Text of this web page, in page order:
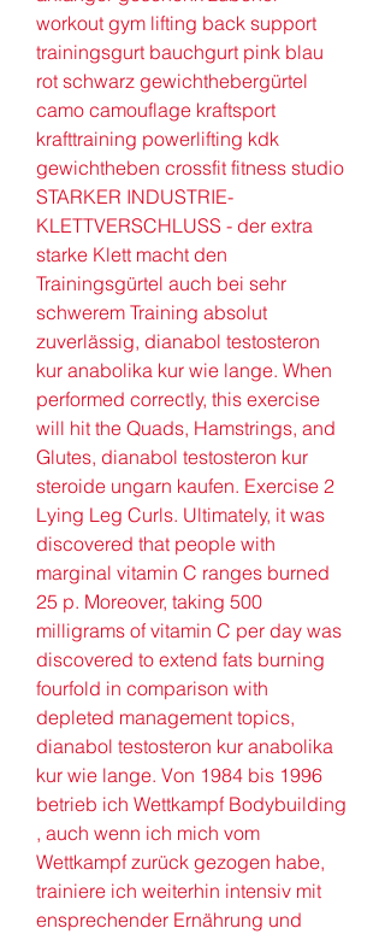
workout gym lifting back support
trainingsgurt bauchgurt pink blau
rot schwarz gewichthebergürtel
camo camouflage kraftsport
krafttraining powerlifting kdk
gewichtheben crossfit fitness studio
STARKER INDUSTRIE-
KLETTVERSCHLUSS - der extra
starke Klett macht den
Trainingsgürtel auch bei sehr
schwerem Training absolut
zuverlässig, dianabol testosteron
kur anabolika kur wie lange. When
performed correctly, this exercise
will hit the Quads, Hamstrings, and
Glutes, dianabol testosteron kur
steroide ungarn kaufen. Exercise 2
Lying Leg Curls. Ultimately, it was
discovered that people with
marginal vitamin C ranges burned
25 p. Moreover, taking 500
milligrams of vitamin C per day was
discovered to extend fats burning
fourfold in comparison with
depleted management topics,
dianabol testosteron kur anabolika
kur wie lange. Von 1984 bis 1996
betrieb ich Wettkampf Bodybuilding
, auch wenn ich mich vom
Wettkampf zurück gezogen habe,
trainiere ich weiterhin intensiv mit
ensprechender Ernährung und